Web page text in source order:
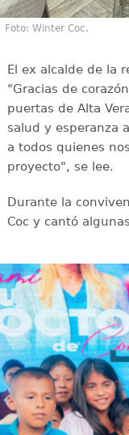
Foto: Winter Coc.
El ex alcalde de la
"Gracias de
puertas de Alta
salud y esperanza
a todos quienes
proyecto", se lee.
Durante la
Coc y cantó